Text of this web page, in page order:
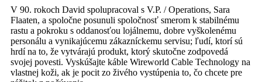
V 90. rokoch David spolupracoval s V.P. / Operations, Sara
Flaaten, a spoločne posunuli spoločnosť smerom k stabilnému
rastu a pokroku s oddanosťou lojálnemu, dobre vyškolenému
personálu a vynikajúcemu zákazníckemu servisu; ľudí, ktorí sú
hrdí na to, že vytvárajú produkt, ktorý skutočne zodpovedá
svojej povesti. Vyskúšajte káble Wireworld Cable Technology na
vlastnej koži, ak je pocit zo živého vystúpenia to, čo chcete pre